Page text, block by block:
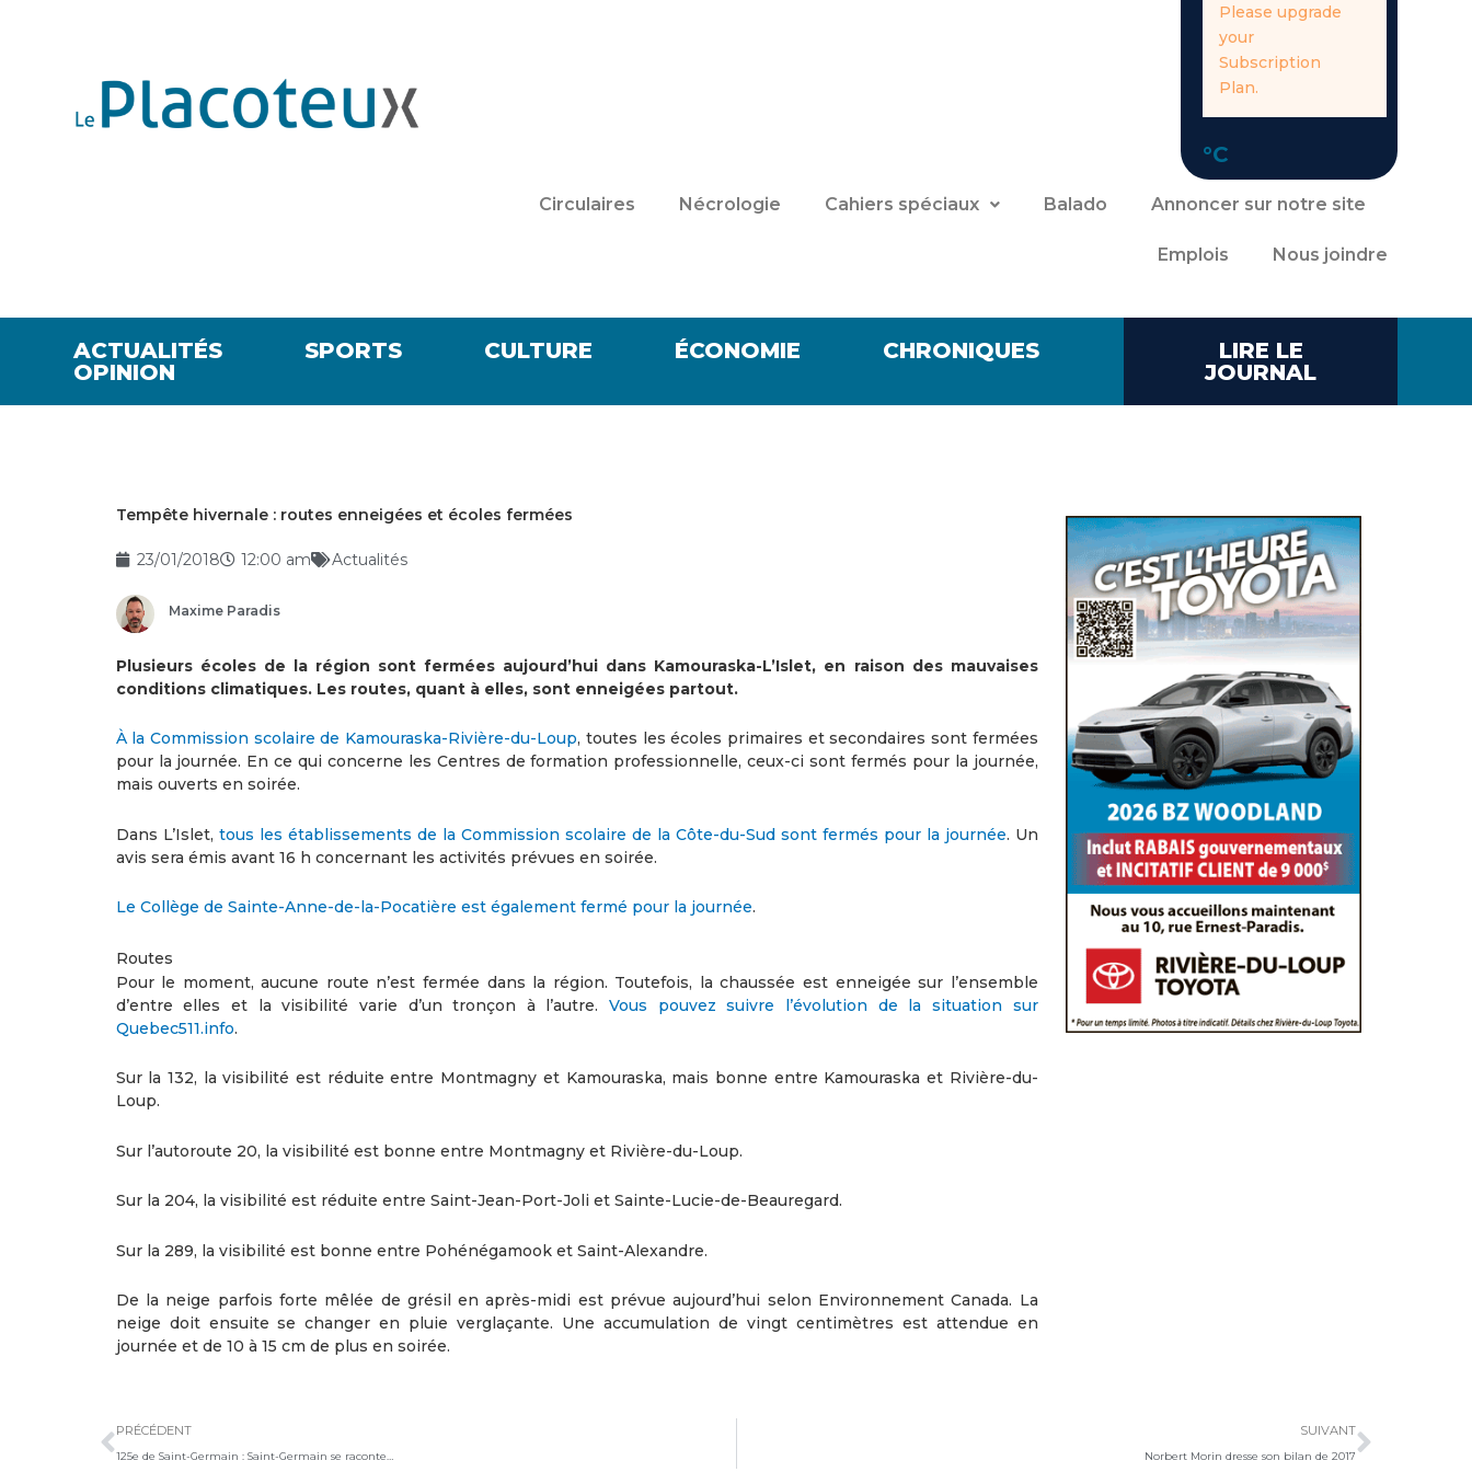
Please upgrade
your
Subscription
Plan.
°C
Circulaires Nécrologie Cahiers spéciaux Balado Annoncer sur notre site
Emplois Nous joindre
ACTUALITÉS SPORTS CULTURE ÉCONOMIE
CHRONIQUES
OPINION
LIRE LE
JOURNAL
Tempête hivernale : routes enneigées et écoles fermées
23/01/2018 12:00 am Actualités
Maxime Paradis
Plusieurs écoles de la région sont fermées aujourd’hui dans Kamouraska-L’Islet, en raison des mauvaises
conditions climatiques. Les routes, quant à elles, sont enneigées partout.
À la Commission scolaire de Kamouraska-Rivière-du-Loup, toutes les écoles primaires et secondaires sont fermées
pour la journée. En ce qui concerne les Centres de formation professionnelle, ceux-ci sont fermés pour la journée,
mais ouverts en soirée.
Dans L’Islet, tous les établissements de la Commission scolaire de la Côte-du-Sud sont fermés pour la journée. Un
avis sera émis avant 16 h concernant les activités prévues en soirée.
Le Collège de Sainte-Anne-de-la-Pocatière est également fermé pour la journée.
Routes
Pour le moment, aucune route n’est fermée dans la région. Toutefois, la chaussée est enneigée sur l’ensemble
d’entre elles et la visibilité varie d’un tronçon à l’autre.Vous pouvez suivre l’évolution de la situation sur
Quebec511.info.
Sur la 132, la visibilité est réduite entre Montmagny et Kamouraska, mais bonne entre Kamouraska et Rivière-du-
Loup.
Sur l’autoroute 20, la visibilité est bonne entre Montmagny et Rivière-du-Loup.
Sur la 204, la visibilité est réduite entre Saint-Jean-Port-Joli et Sainte-Lucie-de-Beauregard.
Sur la 289, la visibilité est bonne entre Pohénégamook et Saint-Alexandre.
De la neige parfois forte mêlée de grésil en après-midi est prévue aujourd’hui selon Environnement Canada. La
neige doit ensuite se changer en pluie verglaçante. Une accumulation de vingt centimètres est attendue en
journée et de 10 à 15 cm de plus en soirée.
PRÉCÉDENT
125e de Saint-Germain : Saint-Germain se raconte…
SUIVANT
Norbert Morin dresse son bilan de 2017